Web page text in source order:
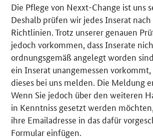
Die Pflege von Nexxt-Change ist uns
Deshalb prüfen wir jedes Inserat
Richtlinien. Trotz unserer genauen
jedoch vorkommen, dass Inserate
ordnungsgemäß angelegt worden
ein Inserat unangemessen
dieses bei uns melden. Die Meldung
Wenn Sie jedoch über den weiteren
in Kenntniss gesetzt werden
ihre Emailadresse in das dafür
Formular einfügen.